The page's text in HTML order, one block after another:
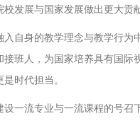
发展与国家发展做出更大贡献
自身的教学理念与教学行为
班人，为国家培养具有国际
时代担当。
一流专业与一流课程的号召